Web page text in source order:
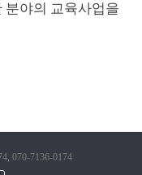
분야의 교육사업을
, 070-7136-0174